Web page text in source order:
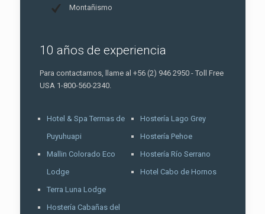
Montañismo
10 años de experiencia
Para contactarnos, llame al +56 (2) 946 2950 - Toll Free
USA 1-800-560-2340.
Hotel & Spa Termas de
Puyuhuapi
Mallin Colorado Eco
Lodge
Terra Luna Lodge
Hostería Cabañas del
Hostería Lago Grey
Hostería Pehoe
Hostería Río Serrano
Hotel Cabo de Hornos